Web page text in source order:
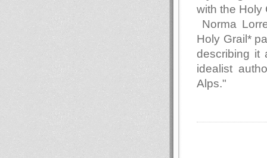
with the Holy
Norma
Holy Grail*
describing it
idealist
Alps."